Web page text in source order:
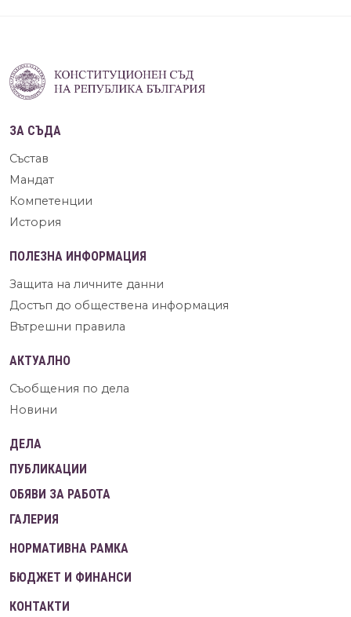
ЗА СЪДА
Състав
Мандат
Компетенции
История
ПОЛЕЗНА ИНФОРМАЦИЯ
Защита на личните данни
Достъп до обществена информация
Вътрешни правила
АКТУАЛНО
Съобщения по дела
Новини
ДЕЛА
ПУБЛИКАЦИИ
ОБЯВИ ЗА РАБОТА
ГАЛЕРИЯ
НОРМАТИВНА РАМКА
БЮДЖЕТ И ФИНАНСИ
КОНТАКТИ